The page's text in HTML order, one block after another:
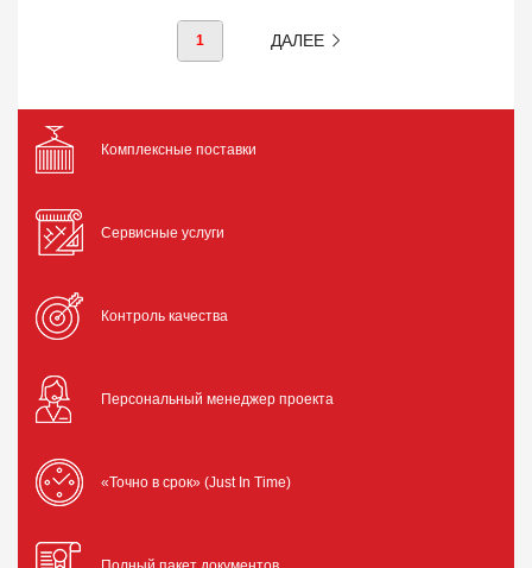
1 ДАЛЕЕ
Комплексные поставки
Сервисные услуги
Контроль качества
Персональный менеджер проекта
«Точно в срок» (Just In Time)